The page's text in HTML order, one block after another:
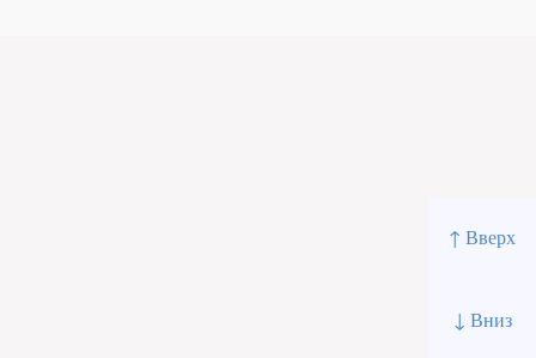
↑ Вверх
↓ Вниз